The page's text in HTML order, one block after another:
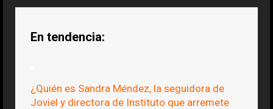
En tendencia:
¿Quién es Sandra Méndez, la seguidora de
Joviel y directora de Instituto que arremete